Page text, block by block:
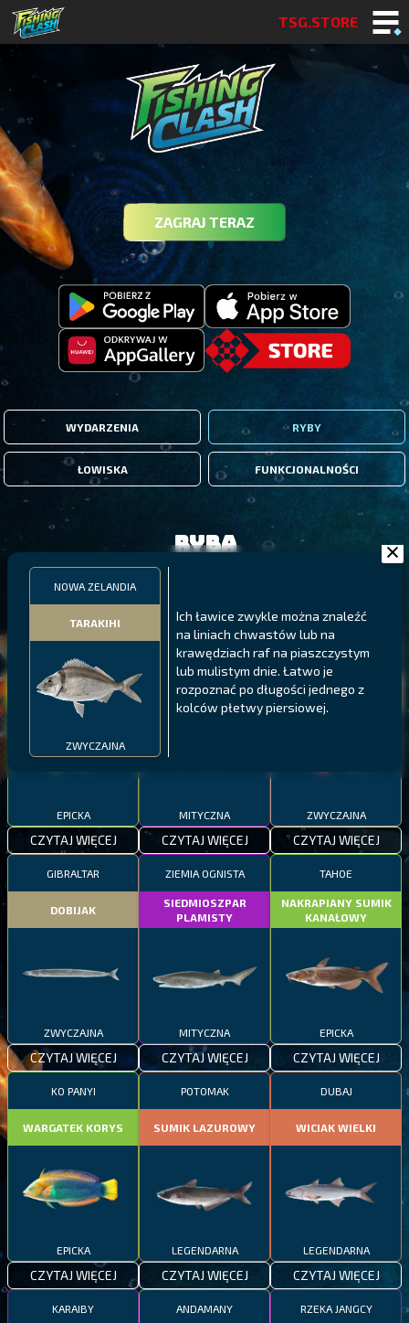
TSG.STORE
ZAGRAJ TERAZ
WYDARZENIA RYBY
ŁOWISKA FUNKCJONALNOŚCI
NOWA ZELANDIA
TARAKIHI
ZWYCZAJNA
Ich ławice zwykle można znaleźć
na liniach chwastów lub na
krawędziach raf na piaszczystym
lub mulistym dnie. Łatwo je
rozpoznać po długości jednego z
kolców płetwy piersiowej.
Ryba
MALAWI
PYSZCZAK ZACHODNI
EPICKA
CZYTAJ WIĘCEJ
PÓŁNOCNE FIORDY
LING
MITYCZNA
CZYTAJ WIĘCEJ
WYSPY GALAPAGOS
BODIAN
MEKSYKAŃSKI
ZWYCZAJNA
CZYTAJ WIĘCEJ
GIBRALTAR
DOBIJAK
ZWYCZAJNA
CZYTAJ WIĘCEJ
ZIEMIA OGNISTA
SIEDMIOSZPAR
PLAMISTY
MITYCZNA
CZYTAJ WIĘCEJ
TAHOE
NAKRAPIANY SUMIK
KANAŁOWY
EPICKA
CZYTAJ WIĘCEJ
KO PANYI
WARGATEK KORYS
EPICKA
CZYTAJ WIĘCEJ
POTOMAK
SUMIK LAZUROWY
LEGENDARNA
CZYTAJ WIĘCEJ
DUBAJ
WICIAK WIELKI
LEGENDARNA
CZYTAJ WIĘCEJ
KARAIBY ANDAMANY RZEKA JANGCY